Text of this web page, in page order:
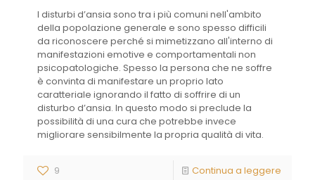
I disturbi d’ansia sono tra i più comuni nell'ambito
della popolazione generale e sono spesso difficili
da riconoscere perché si mimetizzano all'interno di
manifestazioni emotive e comportamentali non
psicopatologiche. Spesso la persona che ne soffre
è convinta di manifestare un proprio lato
caratteriale ignorando il fatto di soffrire di un
disturbo d’ansia. In questo modo si preclude la
possibilità di una cura che potrebbe invece
migliorare sensibilmente la propria qualità di vita.
9 Continua a leggere